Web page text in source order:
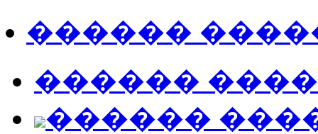
������
������
������